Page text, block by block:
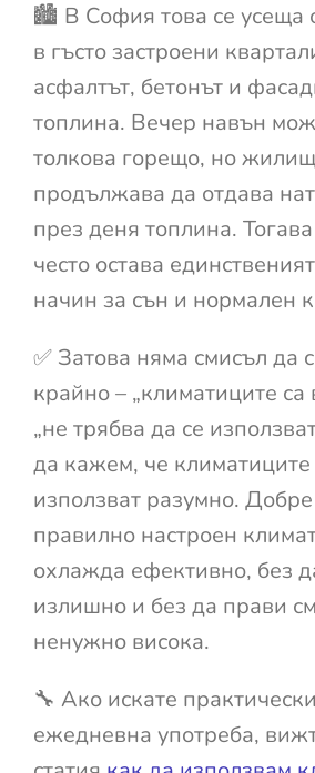
🏙️ В София това се усеща
в гъсто застроени
асфалтът, бетонът и
топлина. Вечер навън
толкова горещо, но
продължава да отдава
през деня топлина.
често остава
начин за сън и нормален
✅ Затова няма смисъл да
крайно – „климатиците са
„не трябва да се
да кажем, че климатиците
използват разумно.
правилно настроен
охлажда ефективно, без
излишно и без да прави
ненужно висока.
🔧 Ако искате
ежедневна употреба,